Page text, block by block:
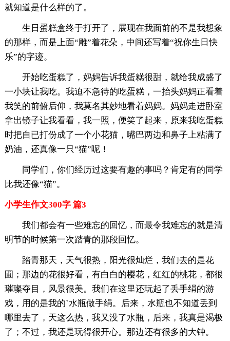
就知道是什么样的了。
生日蛋糕盒终于打开了，展现在我面前的不是我想象
的那样，而是上面“雕”着花朵，中间还写着“祝你生日快
乐”的字迹。
开始吃蛋糕了，妈妈告诉我蛋糕很甜，就给我成盛了
一小块让我吃。我迫不急待的吃蛋糕，一抬头妈妈正看着
我笑的前俯后仰，我莫名其妙地看着妈妈。妈妈走进卧室
拿出镜子让我看看，我一照，便笑了起来，原来我吃蛋糕
时把自已打份成了一个小花猫，嘴巴两边和鼻子上粘满了
奶油，还真像一只“猫”呢！
同学们，你们经历过这要有趣的事吗？肯定有的同学
比我还像“猫”。
小学生作文300字 篇3
我们都会有一些难忘的回忆，而最令我难忘的就是清
明节的时候第一次踏青的那段回忆。
踏青那天，天气很热，阳光很灿烂，我们去的是花
圃；那边的花很好看，有白白的樱花，红红的桃花，都很
璀璨夺目，风景很美。我们在这里还玩起了丢手绢的游
戏，用的是我的`水瓶做手绢。后来，水瓶也不知道丢到
哪里去了，天这么热，我又没了水瓶，后来，我真是渴极
了；不过，我还是玩得很开心。那边还有很多的大钟。